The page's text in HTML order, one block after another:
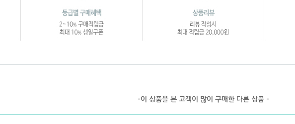
-이 상품을 본 고객이 많이 구매한 다른 상품 -